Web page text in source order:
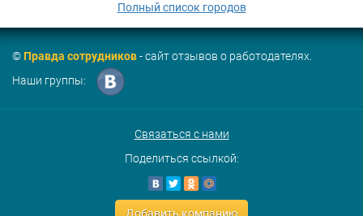
Полный список городов
©Правда сотрудников- сайт отзывов о работодателях.
Наши группы:
Связаться с нами
Поделиться ссылкой: